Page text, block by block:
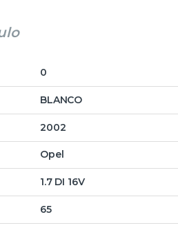
0
BLANCO
2002
Opel
1.7 DI 16V
65